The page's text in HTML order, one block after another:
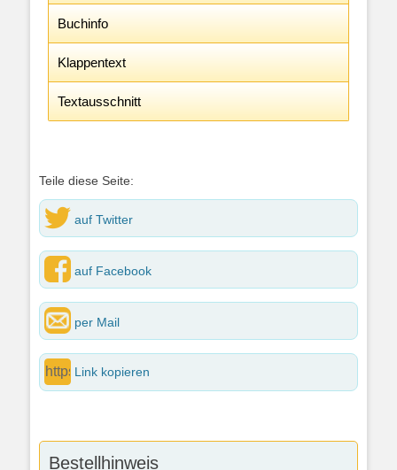
Buchinfo
Klappentext
Textausschnitt
Teile diese Seite:
auf Twitter
auf Facebook
per Mail
Link kopieren
Bestellhinweis